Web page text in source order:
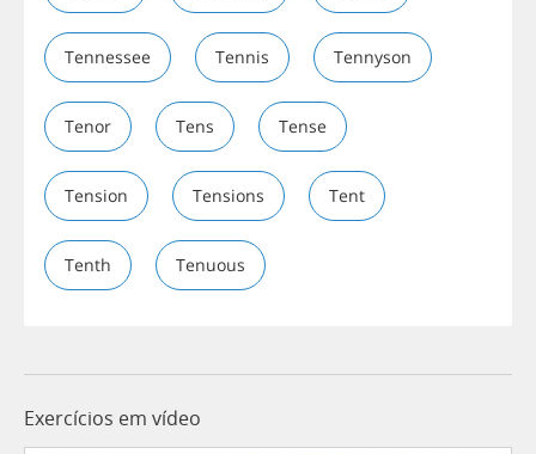
Tennessee Tennis Tennyson
Tenor Tens Tense
Tension Tensions Tent
Tenth Tenuous
Exercícios em vídeo